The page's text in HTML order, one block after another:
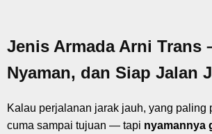
Jenis Armada Arni Trans
Nyaman, dan Siap Jalan
Kalau perjalanan jarak jauh, yang paling
cuma sampai tujuan — tapi nyamannya